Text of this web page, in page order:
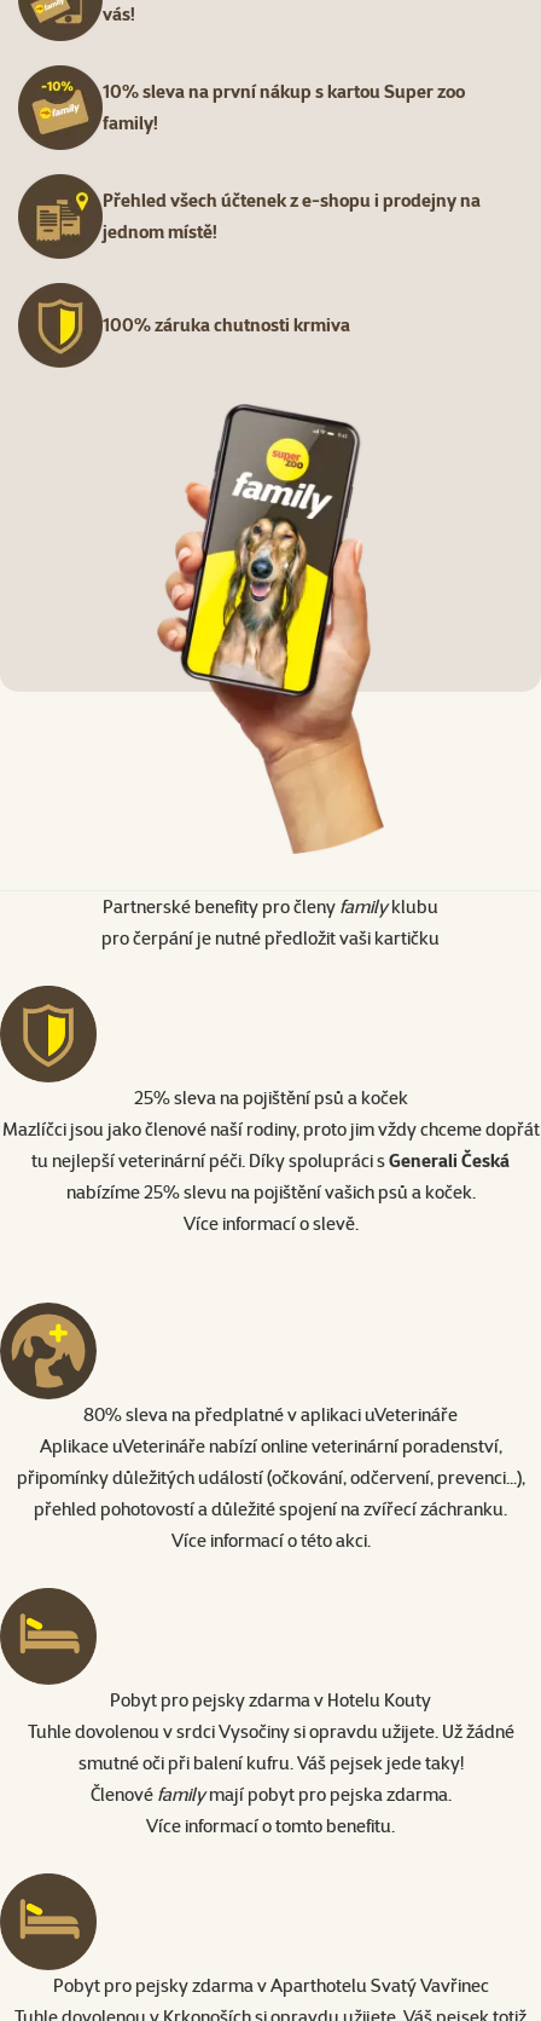
vás!
10% sleva na první nákup s kartou Super zoo
family!
Přehled všech účtenek z e-shopu i prodejny na
jednom místě!
100% záruka chutnosti krmiva
Partnerské benefity pro členy familyklubu
pro čerpání je nutné předložit vaši kartičku
25% sleva na pojištění psů a koček
Mazlíčci jsou jako členové naší rodiny, proto jim vždy chceme dopřát
tu nejlepší veterinární péči. Díky spolupráci sGenerali Česká
nabízíme 25% slevu na pojištění vašich psů a koček.
Více informací o slevě.
80% sleva na předplatné v aplikaci uVeterináře
Aplikace uVeterináře nabízí online veterinární poradenství,
připomínky důležitých událostí (očkování, odčervení, prevenci...),
přehled pohotovostí a důležité spojení na zvířecí záchranku.
Více informací o této akci.
Pobyt pro pejsky zdarma v Hotelu Kouty
Tuhle dovolenou v srdci Vysočiny si opravdu užijete. Už žádné
smutné oči při balení kufru. Váš pejsek jede taky!
Členové familymají pobyt pro pejska zdarma.
Více informací o tomto benefitu
Pobyt pro pejsky zdarma v Aparthotelu Svatý Vavřinec
Tuhle dovolenou v Krkonoších si opravdu užijete. Váš pejsek totiž